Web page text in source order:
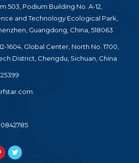
503, Podium Building No. A-12,
and Technology Ecological Park,
Guangdong, China, 518063
1604, Global Center, North No. 1700,
District, Chengdu, Sichuan, China